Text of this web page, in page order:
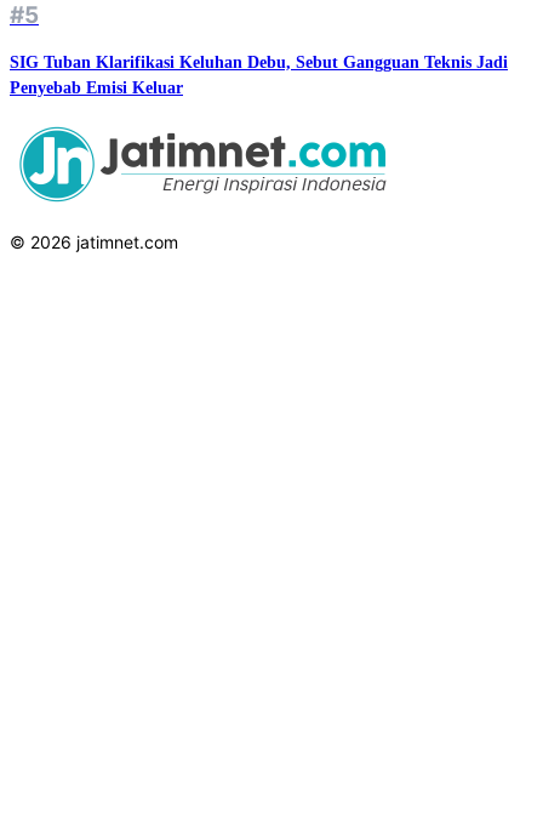
#5
SIG Tuban Klarifikasi Keluhan Debu, Sebut Gangguan Teknis Jadi
Penyebab Emisi Keluar
© 2026 jatimnet.com